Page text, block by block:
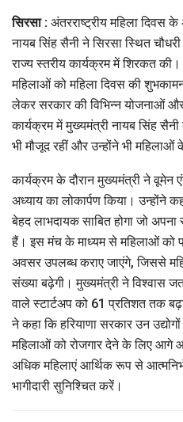
सिरसा : अंतरराष्ट्रीय महिला दिवस
नायब सिंह सैनी ने सिरसा स्थित
राज्य स्तरीय कार्यक्रम में शिरकत
महिलाओं को महिला दिवस की
लेकर सरकार की विभिन्न योजनाओं
कार्यक्रम में मुख्यमंत्री नायब सिंह
भी मौजूद रहीं और उन्होंने भी
कार्यक्रम के दौरान मुख्यमंत्री ने वूमेन
अध्याय का लोकार्पण किया। उन्होंने
बेहद लाभदायक साबित होगा जो
हैं। इस मंच के माध्यम से महिलाओं को
अवसर उपलब्ध कराए जाएंगे, जिससे
संख्या बढ़ेगी। मुख्यमंत्री ने विश्वास
वाले स्टार्टअप को 61 प्रतिशत तक
ने कहा कि हरियाणा सरकार उन
महिलाओं को रोजगार देने के लिए आगे
अधिक महिलाएं आर्थिक रूप से
भागीदारी सुनिश्चित करें।